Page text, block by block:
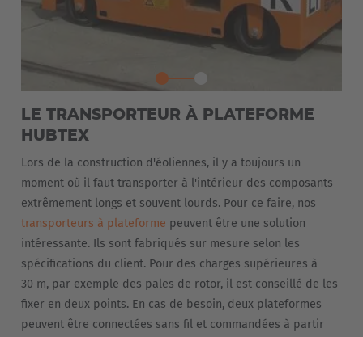
EUROPE
Belgium
Nederlands
Français Deutsch
Česká republika
Cesko
LE TRANSPORTEUR À PLATEFORME
HUBTEX
Lors de la construction d'éoliennes, il y a toujours un
moment où il faut transporter à l'intérieur des composants
extrêmement longs et souvent lourds. Pour ce faire, nos
transporteurs à plateforme peuvent être une solution
intéressante. Ils sont fabriqués sur mesure selon les
spécifications du client. Pour des charges supérieures à
30 m, par exemple des pales de rotor, il est conseillé de les
fixer en deux points. En cas de besoin, deux plateformes
peuvent être connectées sans fil et commandées à partir